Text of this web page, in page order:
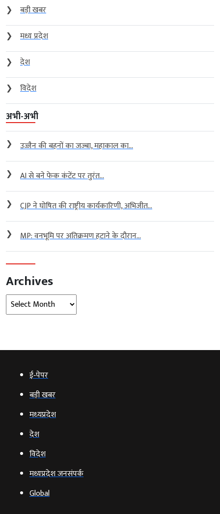
❯
बड़ी खबर
❯
मध्य प्रदेश
❯
देश
❯
विदेश
अभी-अभी
❯ उज्जैन की बहनों का जज्बा, महाकाल का...
❯ AI से बने फेक कंटेंट पर तुरंत...
❯ CJP ने घोषित की राष्ट्रीय कार्यकारिणी, अभिजीत...
❯ MP: वनभूमि पर अतिक्रमण हटाने के दौरान...
Archives
Archives
ई‑पेपर
बड़ी खबर
मध्‍यप्रदेश
देश
विदेश
मध्यप्रदेश जनसंपर्क
Global